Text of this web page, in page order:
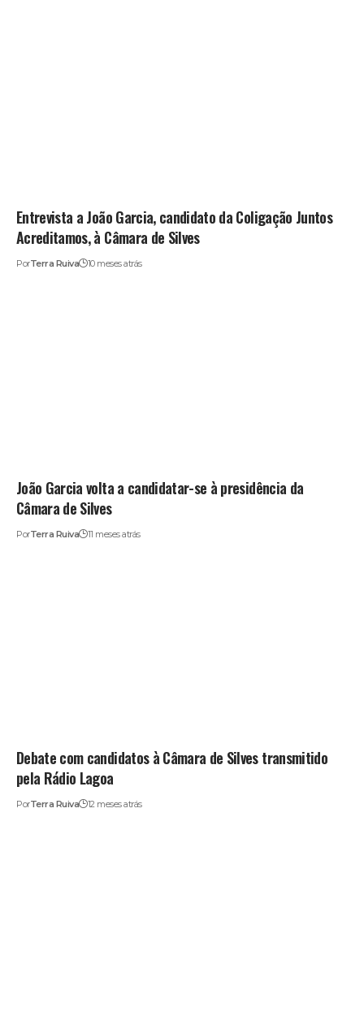
Entrevista a João Garcia, candidato da Coligação Juntos
Acreditamos, à Câmara de Silves
PorTerra Ruiva 10 meses atrás
João Garcia volta a candidatar-se à presidência da
Câmara de Silves
PorTerra Ruiva 11 meses atrás
Debate com candidatos à Câmara de Silves transmitido
pela Rádio Lagoa
PorTerra Ruiva 12 meses atrás